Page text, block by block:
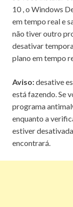
10 , o Windows
em tempo real e
não tiver outro
desativar
plano em tempo
Aviso:desative
está fazendo. Se
programa
enquanto a
estiver desativada.
encontrará.